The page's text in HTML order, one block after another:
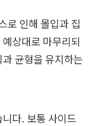
로 인해 몰입과 집
상대로 마무리되
균형을 유지하는
다. 보통 사이드